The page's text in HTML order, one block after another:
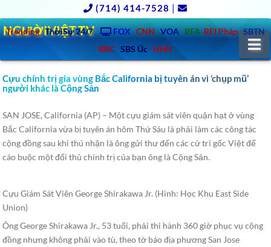
(714) 414-7528 |
Trending ThờiSự 24/7 FOX CNN VOA RFA RFI Pháp SBTN
BBC SBS Úc NHK
NGƯỜIVIỆT.TV
Cựu chính trị gia vùng Bắc California bị tuyên án vì ‘chụp mũ’
người khác là Cộng Sản
SAN JOSE, California (AP) – Một cựu giám sát viên quận hạt ở vùng
Bắc California vừa bị tuyên án hôm Thứ Sáu là phải làm các công tác
cộng đồng sau khi thú nhận là ông gửi thư đến các cử tri gốc Việt để
cáo buộc một đối thủ chính trị của bạn ông là Cộng Sản.
Cựu Giám Sát Viên George Shirakawa Jr. (Hình: Học Khu East Side
Union)
Ông George Shirakawa Jr., 53 tuổi, phải thi hành 360 giờ phục vụ cộng
đồng nhưng không phải vào tù, theo tờ báo địa phương San Jose